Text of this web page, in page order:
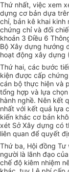
Thứ nhất, việc xem
dựng cơ bản dựa
chỉ, bản kê khai
chứng chỉ và đối
khoản 3 Điều 6
Bộ Xây dựng hướng
hoạt động xây dựng
Thứ hai, các bước
kiện được cấp
cán bộ thực hiện và
tổng hợp và lựa
hành nghề. Nên kết
nhất với kết quả lựa
kiến khác cơ bản
xét Sở Xây dựng có
liên quan để quyết
Thứ ba, Hội đồng Tư
người là lãnh đạo
chế độ kiêm nhiệm